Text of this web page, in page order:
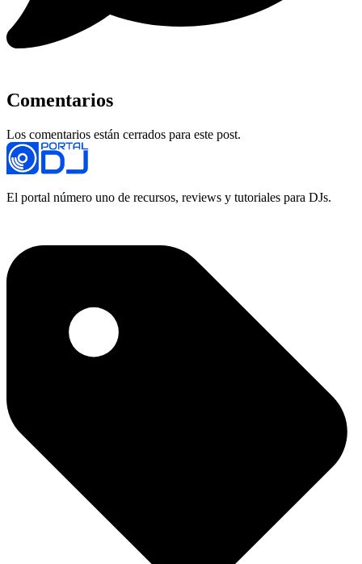
Comentarios
Los comentarios están cerrados para este post.
El portal número uno de recursos, reviews y tutoriales para DJs.